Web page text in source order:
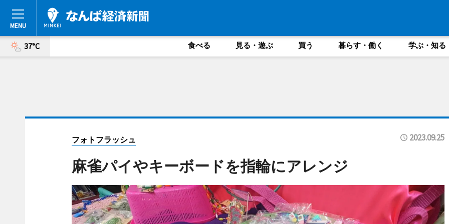
37°C 食べる 見る・遊ぶ 買う 暮らす・働く 学ぶ・知る
フォトフラッシュ 2023.09.25
麻雀パイやキーボードを指輪にアレンジ